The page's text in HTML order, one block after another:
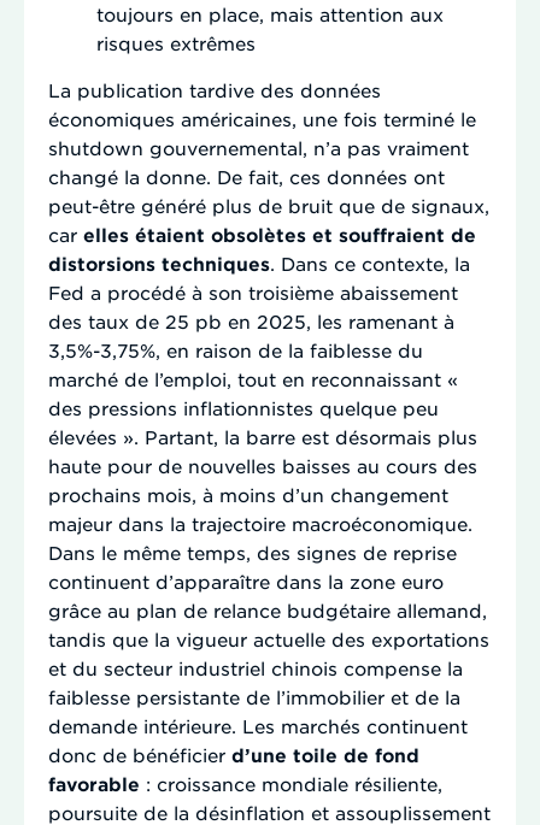
toujours en place, mais attention aux
risques extrêmes
La publication tardive des données
économiques américaines, une fois terminé le
shutdown gouvernemental, n’a pas vraiment
changé la donne. De fait, ces données ont
peut-être généré plus de bruit que de signaux,
car elles étaient obsolètes et souffraient de
distorsions techniques . Dans ce contexte, la
Fed a procédé à son troisième abaissement
des taux de 25 pb en 2025, les ramenant à
3,5%-3,75%, en raison de la faiblesse du
marché de l’emploi, tout en reconnaissant «
des pressions inflationnistes quelque peu
élevées ». Partant, la barre est désormais plus
haute pour de nouvelles baisses au cours des
prochains mois, à moins d’un changement
majeur dans la trajectoire macroéconomique.
Dans le même temps, des signes de reprise
continuent d’apparaître dans la zone euro
grâce au plan de relance budgétaire allemand,
tandis que la vigueur actuelle des exportations
et du secteur industriel chinois compense la
faiblesse persistante de l’immobilier et de la
demande intérieure. Les marchés continuent
donc de bénéficier d’une toile de fond
favorable : croissance mondiale résiliente,
poursuite de la désinflation et assouplissement